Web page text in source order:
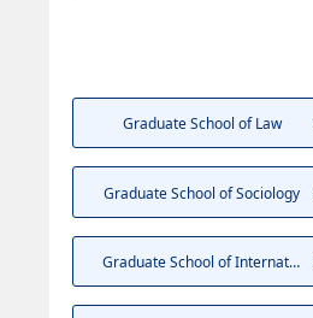
Graduate School of Law
Graduate School of Sociology
Graduate School of Internatio...